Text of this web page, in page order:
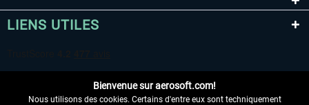
LIENS UTILES
Bienvenue sur aerosoft.com!
Nous utilisons des cookies. Certains d'entre eux sont techniquement